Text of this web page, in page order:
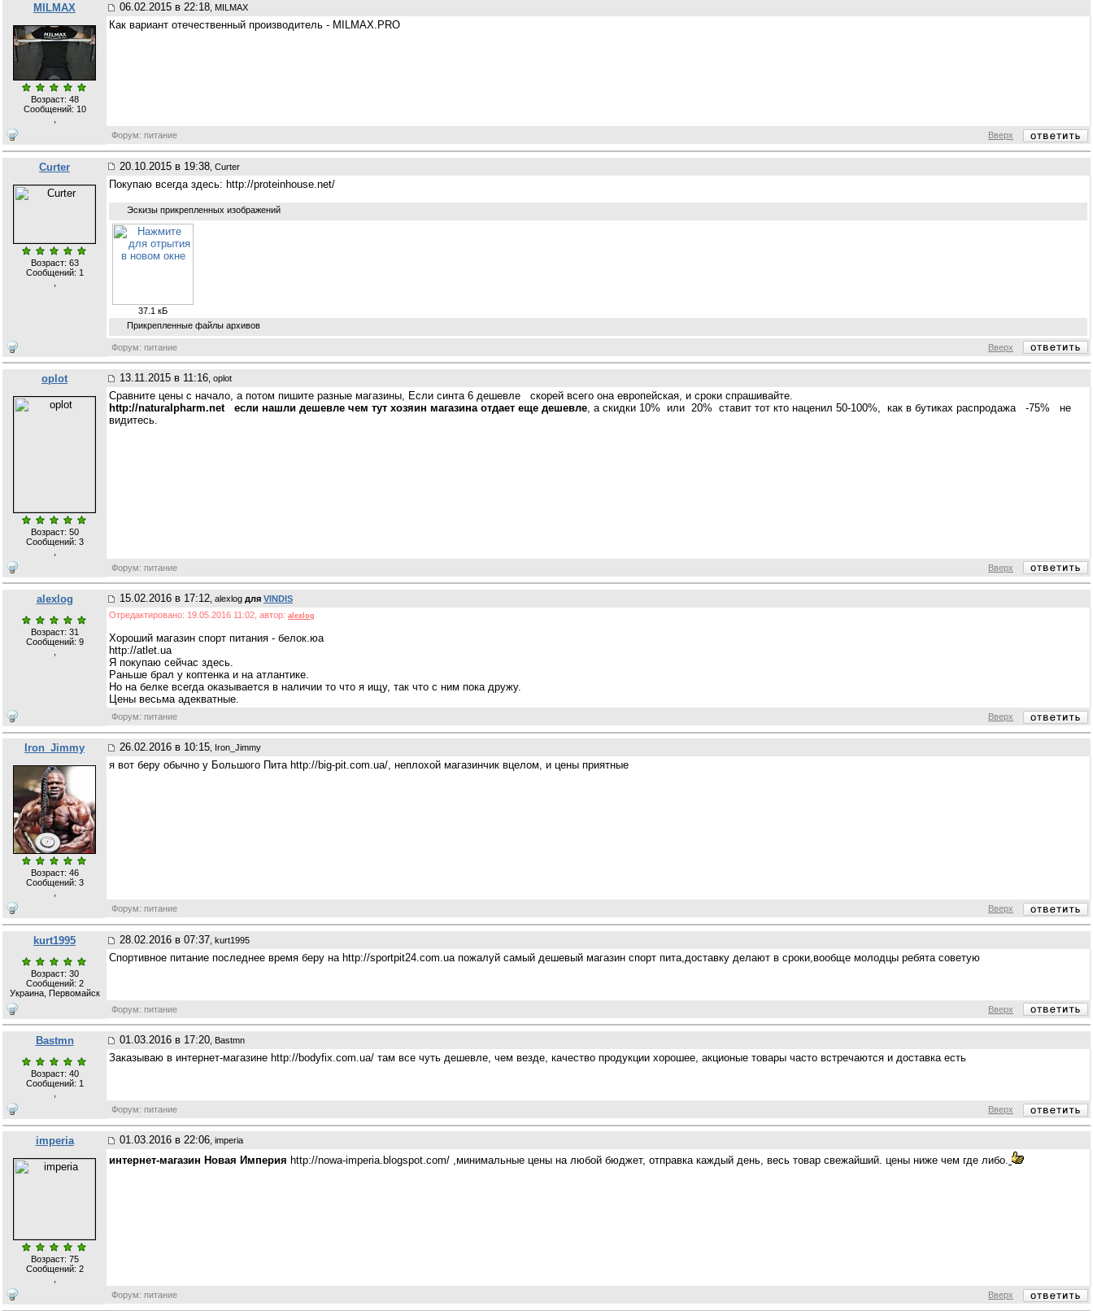
MILMAX 06.02.2015 в 22:18 , MILMAX
Возраст: 48
Сообщений: 10
Как вариант отечественный производитель - MILMAX.PRO
Форум: питание Вверх
Curter 20.10.2015 в 19:38 , Curter
Возраст: 63
Сообщений: 1
Покупаю всегда здесь: http://proteinhouse.net/
Эскизы прикрепленных изображений
37.1 кБ
Прикрепленные файлы архивов
Форум: питание Вверх
oplot 13.11.2015 в 11:16 , oplot
Возраст: 50
Сообщений: 3
Сравните цены с начало, а потом пишите разные магазины, Если синта 6 дешевле скорей всего она европейская, и сроки спрашивайте.
http://naturalpharm.net если нашли дешевле чем тут хозяин магазина отдает еще дешевле , а скидки 10% или 20% ставит тот кто наценил 50-100%, как в бутиках распродажа -75% не
видитесь.
Форум: питание Вверх
alexlog 15.02.2016 в 17:12 , alexlog для VINDIS
Возраст: 31
Сообщений: 9
Отредактировано: 19.05.2016 11:02, автор: alexlog
Хороший магазин спорт питания - белок.юа
http://atlet.ua
Я покупаю сейчас здесь.
Раньше брал у коптенка и на атлантике.
Но на белке всегда оказывается в наличии то что я ищу, так что с ним пока дружу.
Цены весьма адекватные.
Форум: питание Вверх
Iron_Jimmy 26.02.2016 в 10:15, Iron_Jimmy
Возраст: 46
Сообщений: 3
,
я вот беру обычно у Большого Пита http://big-pit.com.ua/, неплохой магазинчик вцелом, и цены приятные
Форум: питание Вверх
kurt1995 28.02.2016 в 07:37 , kurt1995
Возраст: 30
Сообщений: 2
Украина, Первомайск
Спортивное питание последнее время беру на http://sportpit24.com.ua пожалуй самый дешевый магазин спорт пита,доставку делают в сроки,вообще молодцы ребята советую
Форум: питание Вверх
Bastmn 01.03.2016 в 17:20 , Bastmn
Возраст: 40
Сообщений: 1
Заказываю в интернет-магазине http://bodyfix.com.ua/ там все чуть дешевле, чем везде, качество продукции хорошее, акционые товары часто встречаются и доставка есть
Форум: питание Вверх
imperia 01.03.2016 в 22:06 , imperia
Возраст: 75
Сообщений: 2
интернет-магазин Новая Империя http://nowa-imperia.blogspot.com/ ,минимальные цены на любой бюджет, отправка каждый день, весь товар свежайший. цены ниже чем где либо.
Форум: питание Вверх